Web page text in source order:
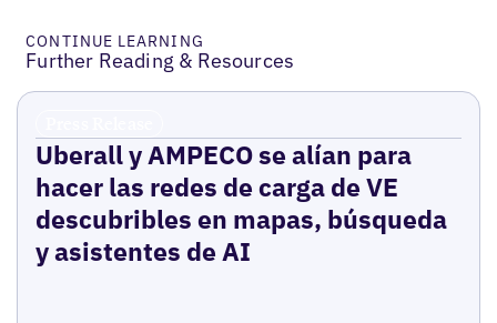
CONTINUE LEARNING
Further Reading & Resources
Uberall y AMPECO se alían para
hacer las redes de carga de VE
descubribles en mapas, búsqueda
y asistentes de AI